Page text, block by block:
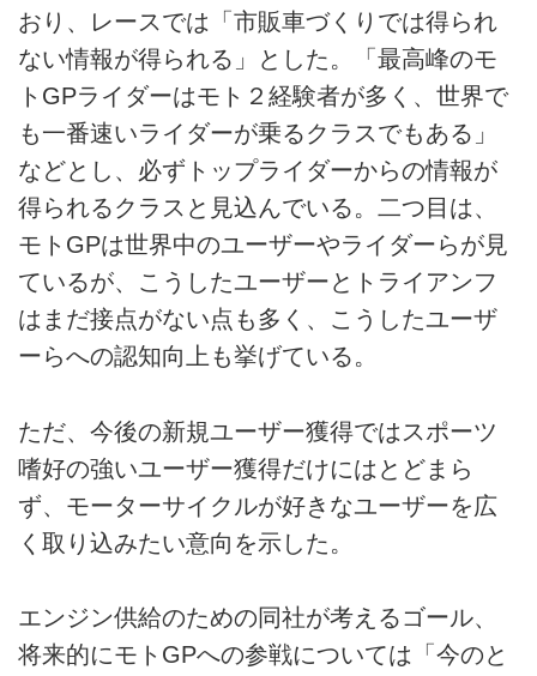
おり、レースでは「市販車づくりでは得られ
ない情報が得られる」とした。「最高峰のモ
トGPライダーはモト２経験者が多く、世界で
も一番速いライダーが乗るクラスでもある」
などとし、必ずトップライダーからの情報が
得られるクラスと見込んでいる。二つ目は、
モトGPは世界中のユーザーやライダーらが見
ているが、こうしたユーザーとトライアンフ
はまだ接点がない点も多く、こうしたユーザ
ーらへの認知向上も挙げている。
ただ、今後の新規ユーザー獲得ではスポーツ
嗜好の強いユーザー獲得だけにはとどまら
ず、モーターサイクルが好きなユーザーを広
く取り込みたい意向を示した。
エンジン供給のための同社が考えるゴール、
将来的にモトGPへの参戦については「今のと